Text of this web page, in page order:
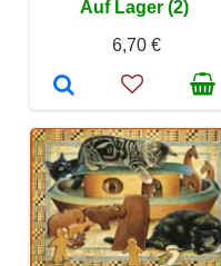
Auf Lager (2)
6,70 €